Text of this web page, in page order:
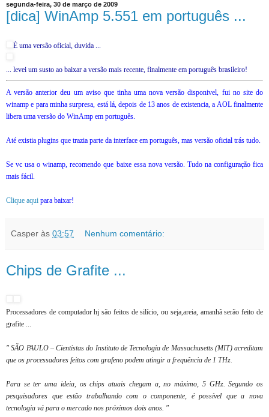
segunda-feira, 30 de março de 2009
[dica] WinAmp 5.551 em português ...
É uma versão oficial, duvida ...
... levei um susto ao baixar a versão mais recente, finalmente em português brasileiro!
A versão anterior deu um aviso que tinha uma nova versão disponivel, fui no site do
winamp e para minha surpresa, está lá, depois de 13 anos de existencia, a AOL finalmente
libera uma versão do WinAmp em português.
Até existia plugins que trazia parte da interface em português, mas versão oficial trás tudo.
Se vc usa o winamp, recomendo que baixe essa nova versão. Tudo na configuração fica
mais fácil.
Clique aqui para baixar!
Casper às 03:57 Nenhum comentário:
Chips de Grafite ...
Processadores de computador hj são feitos de silício, ou seja,areia, amanhã serão feito de
grafite ...
" SÃO PAULO – Cientistas do Instituto de Tecnologia de Massachusetts (MIT) acreditam
que os processadores feitos com grafeno podem atingir a frequência de 1 THz.
Para se ter uma ideia, os chips atuais chegam a, no máximo, 5 GHz. Segundo os
pesquisadores que estão trabalhando com o componente, é possível que a nova
tecnologia vá para o mercado nos próximos dois anos. "